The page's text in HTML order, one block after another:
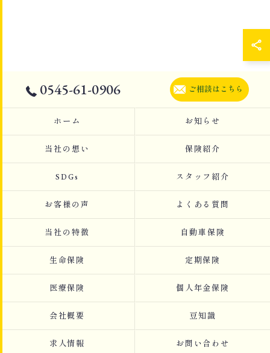
0545-61-0906 ご相談はこちら
ホーム お知らせ
当社の想い 保険紹介
SDGs スタッフ紹介
お客様の声 よくある質問
当社の特徴 自動車保険
生命保険 定期保険
医療保険 個人年金保険
会社概要 豆知識
求人情報 お問い合わせ